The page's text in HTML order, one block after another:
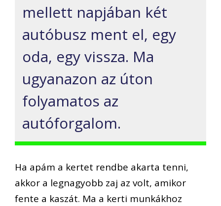
mellett napjában két
autóbusz ment el, egy
oda, egy vissza. Ma
ugyanazon az úton
folyamatos az
autóforgalom.
Ha apám a kertet rendbe akarta tenni,
akkor a legnagyobb zaj az volt, amikor
fente a kaszát. Ma a kerti munkákhoz